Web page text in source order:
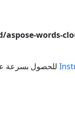
aspose-words-
للحصول بسرعة